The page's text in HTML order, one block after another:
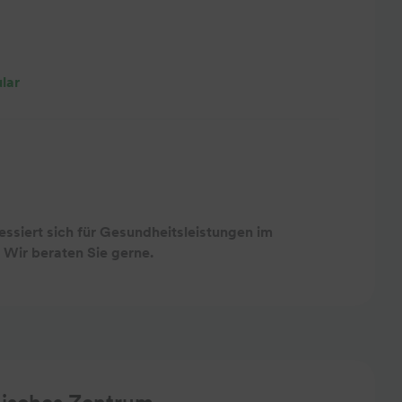
sich für Gesundheitsleistungen im
beraten Sie gerne.